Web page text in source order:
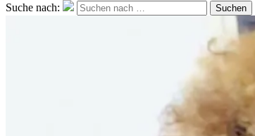
Suche nach: Suchen